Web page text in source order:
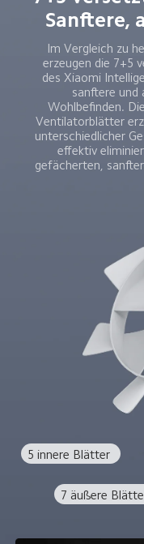
Sanftere,
Im Vergleich zu
erzeugen die 7+5
des Xiaomi
sanftere und
Wohlbefinden.
Ventilatorblätter
unterschiedlicher
effektiv
gefächerten,
5 innere Blätter
7 äußere